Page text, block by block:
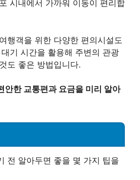
시내에서 가까워 이동이 편리합
행객을 위한 다양한 편의시설도
기 시간을 활용해 주변의 관광
도 좋은 방법입니다.
안한 교통편과 요금을 미리 알아
전 알아두면 좋을 몇 가지 팁을